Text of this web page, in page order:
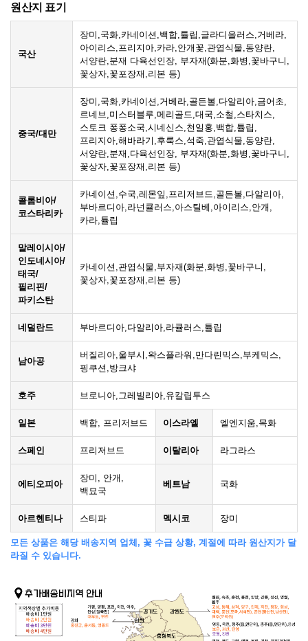
원산지 표기
국산
장미,국화,카네이션,백합,튤립,글라디올러스,거베라,
아이리스,프리지아,카라,안개꽃,관엽식물,동양란,
서양란,분재 다육선인장, 부자재(화분,화병,꽃바구니,
꽃상자,꽃포장재,리본 등)
중국/대만
장미,국화,카네이션,거베라,골든볼,다알리아,금어초,
르네브,미스터블루,메리골드,대국,소철,스타치스,
스토크 퐁퐁소국,시네신스,천일홍,백합,튤립,
프리지아,해바라기,후룩스,석죽,관엽식물,동양란,
서양란,분재,다육선인장, 부자재(화분,화병,꽃바구니,
꽃상자,꽃포장재,리본 등)
콜롬비아/
코스타리카
카네이션,수국,레몬잎,프리저브드,골든볼,다알리아,
부바르디아,라넌큘러스,아스틸베,아이리스,안개,
카라,튤립
말레이시아/
인도네시아/
태국/
필리핀/
파키스탄
카네이션,관엽식물,부자재(화분,화병,꽃바구니,
꽃상자,꽃포장재,리본 등)
네덜란드 부바르디아,다알리아,라큘러스,튤립
남아공
버질리아,울부시,왁스플라워,만다린믹스,부케믹스,
핑쿠션,방크샤
호주 브로니아,그레빌리아,유칼립투스
일본 백합, 프리저브드 이스라엘 엘엔지움,목화
스페인 프리저브드 이탈리아 라그라스
에티오피아
장미, 안개,
백묘국
베트남 국화
아르헨티나 스티파 멕시코 장미
모든 상품은 해당 배송지역 업체, 꽃 수급 상황, 계절에 따라 원산지가 달
라질 수 있습니다.